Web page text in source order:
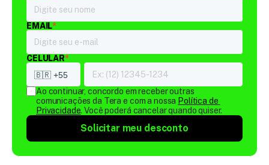
EMAIL*
CELULAR*
Ao continuar, concordo em receber outras
comunicações da Tera e com a nossa Política de
Privacidade. Você poderá cancelar quando quiser.
Solicitar meu desconto